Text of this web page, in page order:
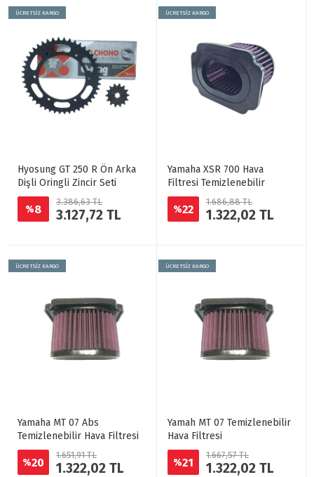
ÜCRETSİZ KARGO
Hyosung GT 250 R Ön Arka
Dişli Oringli Zincir Seti
%8
3.386,63 TL
3.127,72 TL
ÜCRETSİZ KARGO
Yamaha XSR 700 Hava
Filtresi Temizlenebilir
%22
1.686,88 TL
1.322,02 TL
ÜCRETSİZ KARGO
Yamaha MT 07 Abs
Temizlenebilir Hava Filtresi
%20
1.651,91 TL
1.322,02 TL
ÜCRETSİZ KARGO
Yamah MT 07 Temizlenebilir
Hava Filtresi
%21
1.667,57 TL
1.322,02 TL